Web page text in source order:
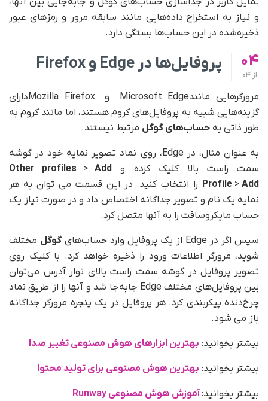
و نیاز به استخراج داده‌هایی مانند سابقه مرور و رمزهای عبور
ذخیره‌شده در این حساب‌ها بستگی دارد.
04
از
پروفایلها در Edge وFirefox
مرورگرهایی مانندMicrosoft Edge و Mozilla Firefoxدارای
گزینه‌هایی شبیه به پروفایل‌های کروم هستند، اما مانند کروم به
طور ذاتی به حساب‌های گوگل مرتبط نیستند.
به عنوان مثال، در Edge، روی نماد تصویر نمایه خود در گوشه
سمت راست بالا کلیک کرده و
Other profiles >Add
Profile >Add
را انتخاب کنید. در این قسمت می توان به هر
نمایه یک نام و تصویر جداگانه اختصاص داد و در صورت نیاز یک
حساب مایکروسافت را به آنها متصل کرد.
سپس اگر در Edge از یک پروفایل وارد حساب‌های گوگل مختلف
شوید، مرورگر اطلاعات ورود را ذخیره خواهد کرد. با کلیک روی
تصویر پروفایل در گوشه سمت راست بالای نوار آدرس می‌توان
بین پروفایل‌های مختلف Edge جابه‌جا شد و آنها را از طریق نماد
چرخ‌دنده پیکربندی کرد. هر پروفایل در یک پنجره مرورگر جداگانه
باز می شود.
بیشتر بخوانید: بهترین ابزارهای هوش مصنوعی تغییر صدا
بیشتر بخوانید: بهترین هوش مصنوعی برای تولید محتوا
بیشتر بخوانید:آموزش هوش مصنوعی Runway